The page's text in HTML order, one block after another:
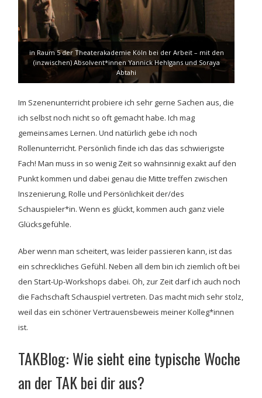
in Raum 5 der Theaterakademie Köln bei der Arbeit – mit den
(inzwischen) Absolvent*innen Yannick Hehlgans und Soraya
Abtahi
Im Szenenunterricht probiere ich sehr gerne Sachen aus, die
ich selbst noch nicht so oft gemacht habe. Ich mag
gemeinsames Lernen. Und natürlich gebe ich noch
Rollenunterricht. Persönlich finde ich das das schwierigste
Fach! Man muss in so wenig Zeit so wahnsinnig exakt auf den
Punkt kommen und dabei genau die Mitte treffen zwischen
Inszenierung, Rolle und Persönlichkeit der/des
Schauspieler*in. Wenn es glückt, kommen auch ganz viele
Glücksgefühle.
Aber wenn man scheitert, was leider passieren kann, ist das
ein schreckliches Gefühl. Neben all dem bin ich ziemlich oft bei
den Start-Up-Workshops dabei. Oh, zur Zeit darf ich auch noch
die Fachschaft Schauspiel vertreten. Das macht mich sehr stolz,
weil das ein schöner Vertrauensbeweis meiner Kolleg*innen
ist.
TAKBlog: Wie sieht eine typische Woche
an der TAK bei dir aus?